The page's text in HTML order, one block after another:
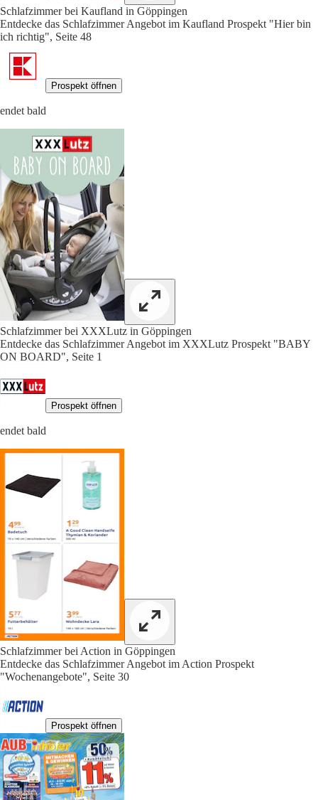
Schlafzimmer bei Kaufland in Göppingen
Entdecke das Schlafzimmer Angebot im Kaufland Prospekt "Hier bin
ich richtig", Seite 48
Prospekt öffnen
endet bald
Schlafzimmer bei XXXLutz in Göppingen
Entdecke das Schlafzimmer Angebot im XXXLutz Prospekt "BABY
ON BOARD", Seite 1
Prospekt öffnen
endet bald
Schlafzimmer bei Action in Göppingen
Entdecke das Schlafzimmer Angebot im Action Prospekt
"Wochenangebote", Seite 30
Prospekt öffnen